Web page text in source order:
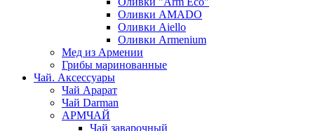
Оливки AMADO
Оливки Aiello
Оливки Armenium
Мед из Армении
Грибы маринованные
Чай. Аксессуары
Чай Арарат
Чай Darman
АРМЧАЙ
Чай заварочный